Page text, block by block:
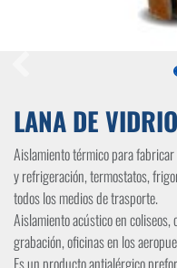
LANA DE VIDRIO
Aislamiento térmico para
y refrigeración, termostatos,
todos los medios de trasporte.
Aislamiento acústico en
grabación, oficinas en los
Es un producto antialérgico